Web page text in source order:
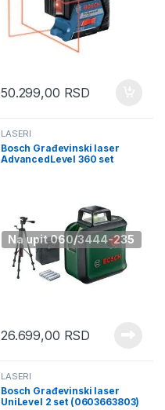
50.299,00 RSD
Na upit 060/3444-235
LASERI
Bosch Građevinski laser
AdvancedLevel 360 set
26.699,00 RSD
LASERI
Bosch Građevinski laser
UniLevel 2 set (0603663803)